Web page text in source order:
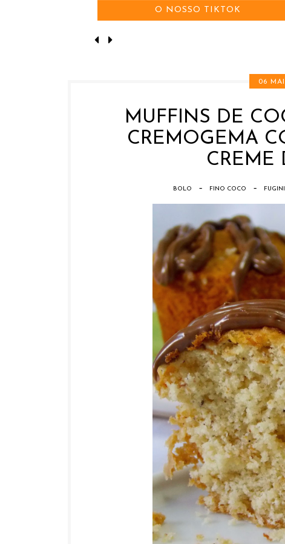
O NOSSO TIKTOK
06
MUFFINS DE
CREMOGEMA
CREME
BOLO - FINO COCO - FUGINI